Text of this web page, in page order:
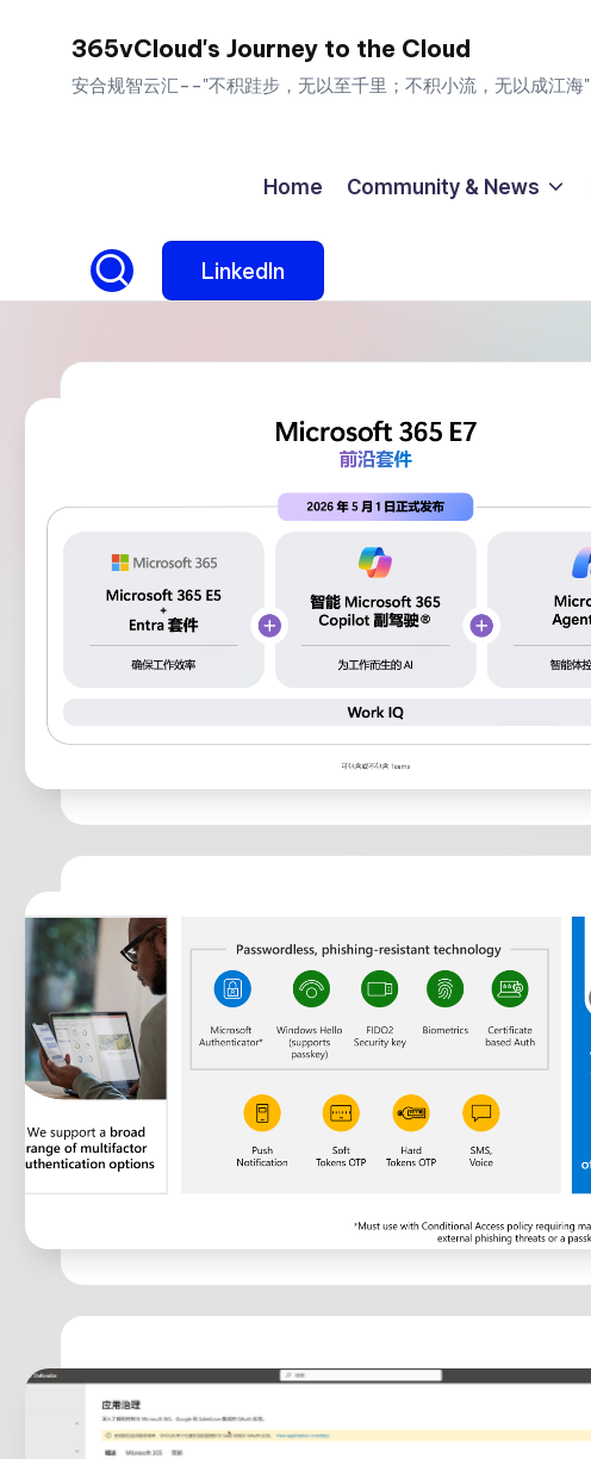
365vCloud's Journey to the Cloud
安合规智云汇--"不积跬步，无以至千里；不积小流，无以成江海"
Home Community & News
LinkedIn